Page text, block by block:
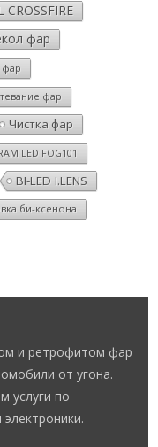
CROSSFIRE
фар
фар
фар
Чистка фар
LED FOG101
BI-LED I.LENS
би-ксенона
и ретрофитом фар
от угона.
услуги по